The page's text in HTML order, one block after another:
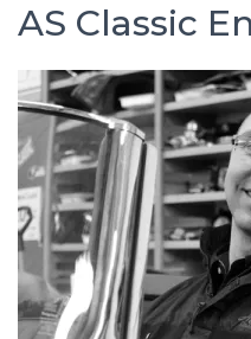
AS Classic